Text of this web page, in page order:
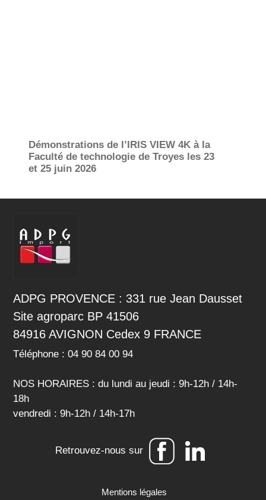
Démonstrations de l’IRIS VIEW 4K à la
Faculté de technologie de Troyes les 23
et 25 juin 2026
ADPG PROVENCE : 331 rue Jean Dausset
Site agroparc BP 41506
84916 AVIGNON Cedex 9 FRANCE
Téléphone : 04 90 84 00 94
NOS HORAIRES : du lundi au jeudi : 9h-12h / 14h-
18h
vendredi : 9h-12h / 14h-17h
Retrouvez-nous sur
Mentions légales